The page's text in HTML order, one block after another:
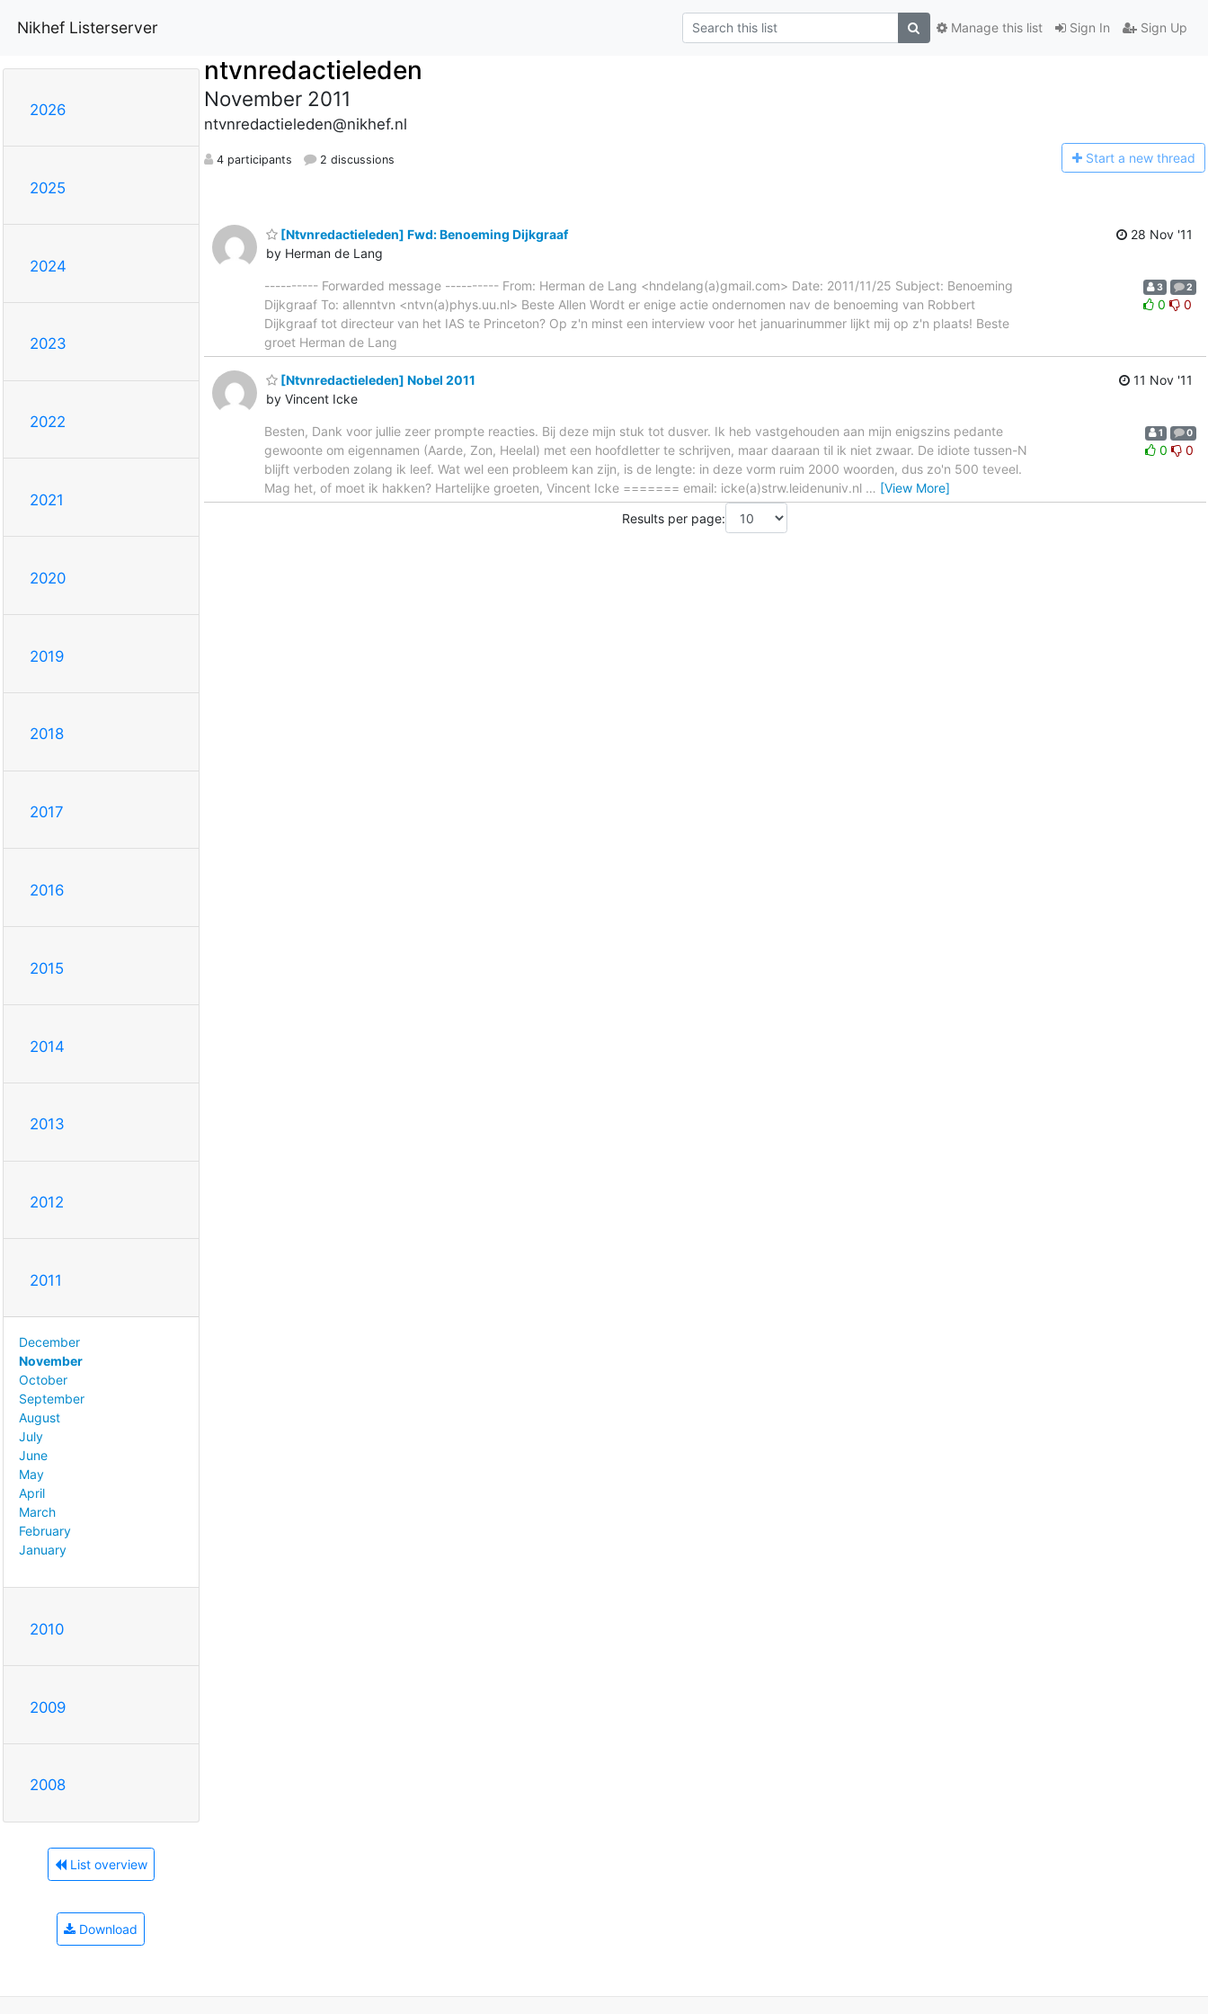
Nikhef Listerserver Sign In Sign Up
Manage this list
2026
2025
2024
2023
2022
2021
2020
2019
2018
2017
2016
2015
2014
2013
2012
2011
December
November
October
September
August
July
June
May
April
March
February
January
2010
2009
2008
List overview
Download
ntvnredactieleden
November 2011
ntvnredactieleden@nikhef.nl
4 participants 2 discussions Start a new thread
[Ntvnredactieleden] Fwd: Benoeming Dijkgraaf
by Herman de Lang
28 Nov '11
---------- Forwarded message ---------- From: Herman de Lang <hndelang(a)gmail.com> Date: 2011/11/25 Subject: Benoeming
Dijkgraaf To: allenntvn <ntvn(a)phys.uu.nl> Beste Allen Wordt er enige actie ondernomen nav de benoeming van Robbert
Dijkgraaf tot directeur van het IAS te Princeton? Op z'n minst een interview voor het januarinummer lijkt mij op z'n plaats! Beste
groet Herman de Lang
3 2
0 0
[Ntvnredactieleden] Nobel 2011
by Vincent Icke
11 Nov '11
Besten, Dank voor jullie zeer prompte reacties. Bij deze mijn stuk tot dusver. Ik heb vastgehouden aan mijn enigszins pedante
gewoonte om eigennamen (Aarde, Zon, Heelal) met een hoofdletter te schrijven, maar daaraan til ik niet zwaar. De idiote tussen-N
blijft verboden zolang ik leef. Wat wel een probleem kan zijn, is de lengte: in deze vorm ruim 2000 woorden, dus zo'n 500 teveel.
Mag het, of moet ik hakken? Hartelijke groeten, Vincent Icke ======= email: icke(a)strw.leidenuniv.nl … [View More]
1 0
0 0
Results per page: